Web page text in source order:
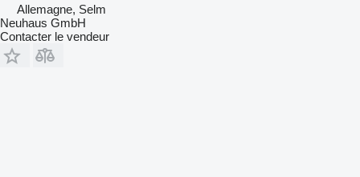
Allemagne, Selm
Neuhaus GmbH
Contacter le vendeur